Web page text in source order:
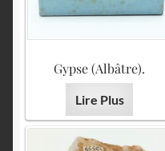
Gypse (Albâtre).
Lire Plus